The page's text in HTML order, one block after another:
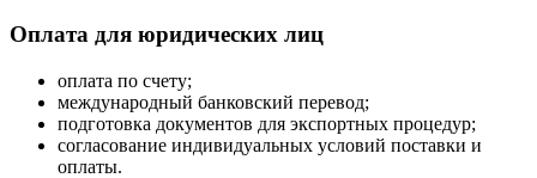
Оплата для юридических лиц
оплата по счету;
международный банковский перевод;
подготовка документов для экспортных процедур;
согласование индивидуальных условий поставки и
оплаты.